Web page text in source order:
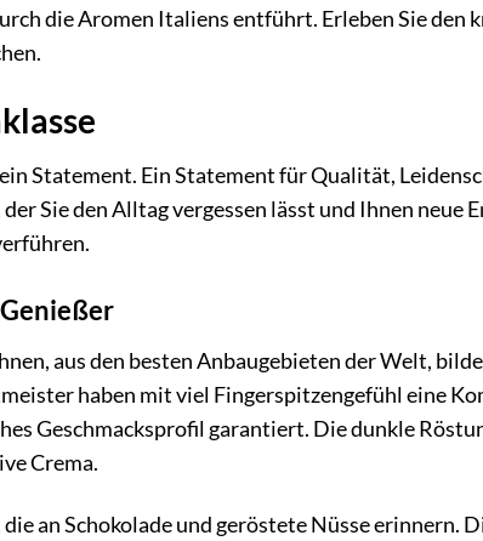
die Aromen Italiens entführt. Erleben Sie
Statement. Ein Statement für Qualität,
Sie den Alltag vergessen lässt und Ihnen neue
aus den besten Anbaugebieten der Welt,
haben mit viel Fingerspitzengefühl eine
Geschmacksprofil garantiert. Die dunkle
Crema.
an Schokolade und geröstete Nüsse erinnern.